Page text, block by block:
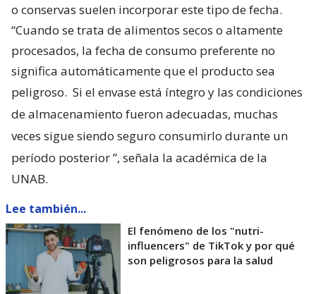
o conservas suelen incorporar este tipo de fecha.
“Cuando se trata de alimentos secos o altamente
procesados, la fecha de consumo preferente no
significa automáticamente que el producto sea
peligroso. Si el envase está íntegro y las condiciones
de almacenamiento fueron adecuadas, muchas
veces sigue siendo seguro consumirlo durante un
período posterior”, señala la académica de la
UNAB.
Lee también...
El fenómeno de los "nutri-
influencers" de TikTok y por qué
son peligrosos para la salud